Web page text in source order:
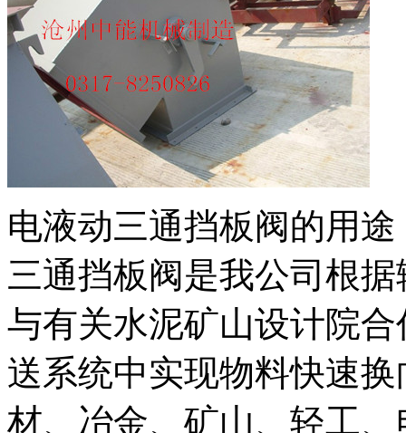
电液动三通挡板阀的用途
三通挡板阀是我公司根
与有关水泥矿山设计院
送系统中实现物料快速
材、冶金、矿山、轻工